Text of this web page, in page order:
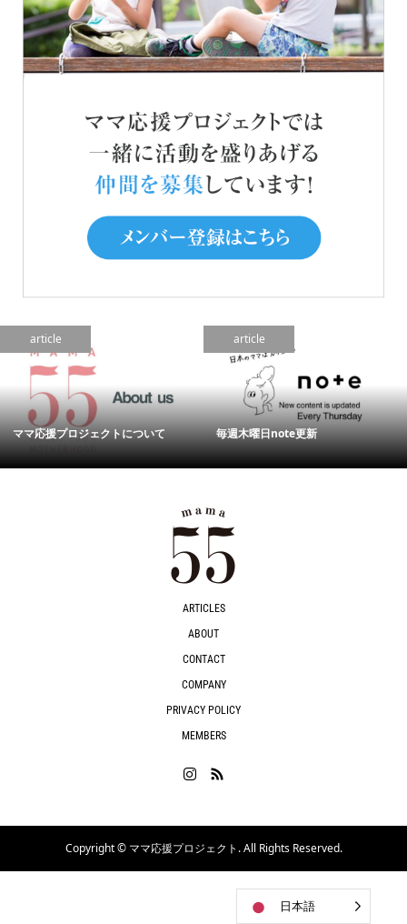
article
ママ応援プロジェクトについて
article
毎週木曜日note更新
ARTICLES
ABOUT
CONTACT
COMPANY
PRIVACY POLICY
MEMBERS
Copyright ©ママ応援プロジェクト. All Rights Reserved.
日本語